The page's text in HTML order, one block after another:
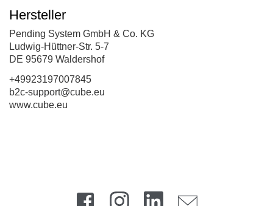
Hersteller
Pending System GmbH & Co. KG
Ludwig-Hüttner-Str. 5-7
DE 95679 Waldershof
+49923197007845
b2c-support@cube.eu
www.cube.eu